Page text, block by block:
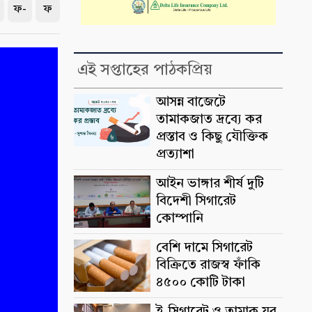
ফ- ফ
এই সপ্তাহের পাঠকপ্রিয়
আসন্ন বাজেটে
তামাকজাত দ্রব্যে কর
প্রস্তাব ও কিছু যৌক্তিক
প্রত্যাশা
আইন ভাঙ্গার শীর্ষ দুটি
বিদেশী সিগারেট
কোম্পানি
বেশি দামে সিগারেট
বিক্রিতে রাজস্ব ফাঁকি
৪৫০০ কোটি টাকা